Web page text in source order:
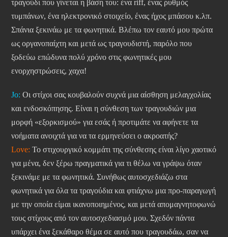
τραγούδι που γίνεται η βάση του: ένα riff, ένας ρυθμός
τυμπάνων, ένα ηλεκτρονικό στοιχείο, ένας ήχος μπάσου κ.λπ.
Σπάνια ξεκινάω με τα φωνητικά. Βλέπω τον εαυτό μου πρώτα
ως οργανοπαίχτη και μετά ως τραγουδιστή, παρόλο που
ξοδεύω επώδυνα πολύ χρόνο στις φωνητικές μου
ενορχηστρώσεις, χαχα!
Jo: Οι στίχοι σας κουβαλούν συχνά μια αίσθηση μελαγχολίας
και ενδοσκόπησης. Είναι η σύνθεση των τραγουδιών μια
μορφή «εξορκισμού» για εσάς ή προτιμάτε να αφήνετε τα
νοήματα ανοιχτά για να τα ερμηνεύσει ο ακροατής?
Love: Το στιχουργικό κομμάτι της σύνθεσης είναι λίγο χαοτικό
για μένα, δεν ξέρω πραγματικά για τι θέλω να γράψω όταν
ξεκινάμε με τα φωνητικά. Συνήθως αυτοσχεδιάζω στα
φωνητικά για όλα τα τραγούδια και φτιάχνω μια προ-παραγωγή
με την οποία είμαι ικανοποιημένος, και μετά απομαγνητοφωνώ
τους στίχους από τον αυτοσχεδιασμό μου. Σχεδόν πάντα
υπάρχει ένα ξεκάθαρο θέμα σε αυτό που τραγουδάω, σαν να